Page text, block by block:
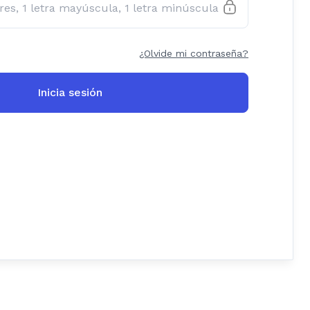
¿Olvide mi contraseña?